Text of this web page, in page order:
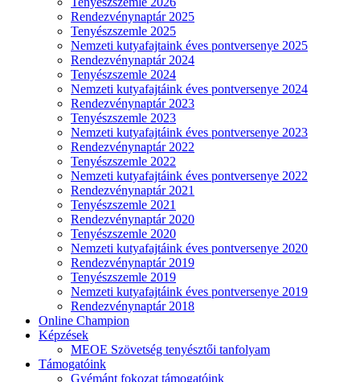
Rendezvénynaptár 2025
Tenyészszemle 2025
Nemzeti kutyafajtaink éves pontversenye 2025
Rendezvénynaptár 2024
Tenyészszemle 2024
Nemzeti kutyafajtáink éves pontversenye 2024
Rendezvénynaptár 2023
Tenyészszemle 2023
Nemzeti kutyafajtáink éves pontversenye 2023
Rendezvénynaptár 2022
Tenyészszemle 2022
Nemzeti kutyafajtáink éves pontversenye 2022
Rendezvénynaptár 2021
Tenyészszemle 2021
Rendezvénynaptár 2020
Tenyészszemle 2020
Nemzeti kutyafajtáink éves pontversenye 2020
Rendezvénynaptár 2019
Tenyészszemle 2019
Nemzeti kutyafajtáink éves pontversenye 2019
Rendezvénynaptár 2018
Online Champion
Képzések
MEOE Szövetség tenyésztői tanfolyam
Támogatóink
Gyémánt fokozat támogatóink